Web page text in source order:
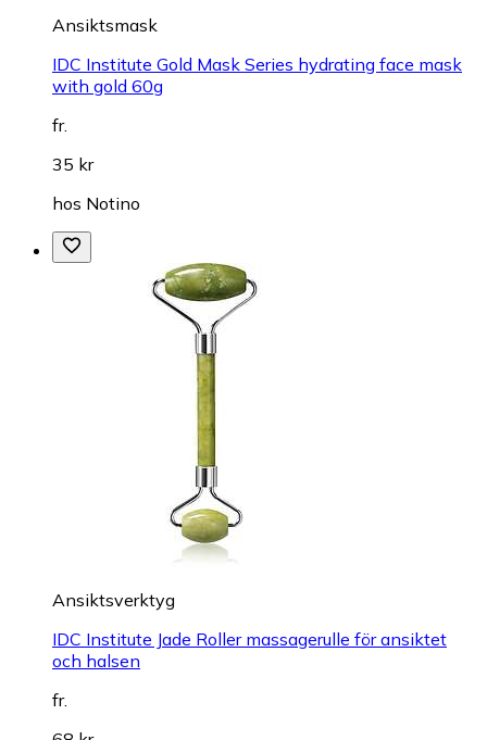
Ansiktsmask
IDC Institute Gold Mask Series hydrating face mask
with gold 60g
fr.
35 kr
hos Notino
Ansiktsverktyg
IDC Institute Jade Roller massagerulle för ansiktet
och halsen
fr.